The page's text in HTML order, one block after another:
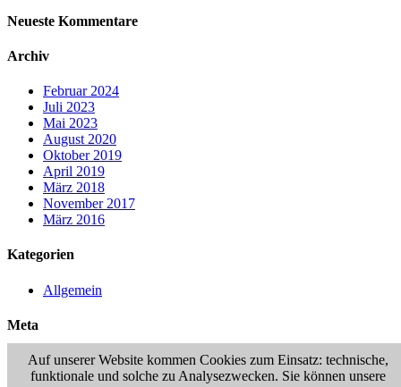
Auf unserer Website kommen Cookies zum Einsatz: technische,
funktionale und solche zu Analysezwecken. Sie können unsere
Neueste Kommentare
Archiv
Februar 2024
Juli 2023
Mai 2023
August 2020
Oktober 2019
April 2019
März 2018
November 2017
März 2016
Kategorien
Allgemein
Meta
Anmelden
Eintrags-Feed